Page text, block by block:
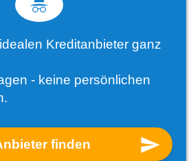
Kreditanbieter ganz
- keine persönlichen
finden